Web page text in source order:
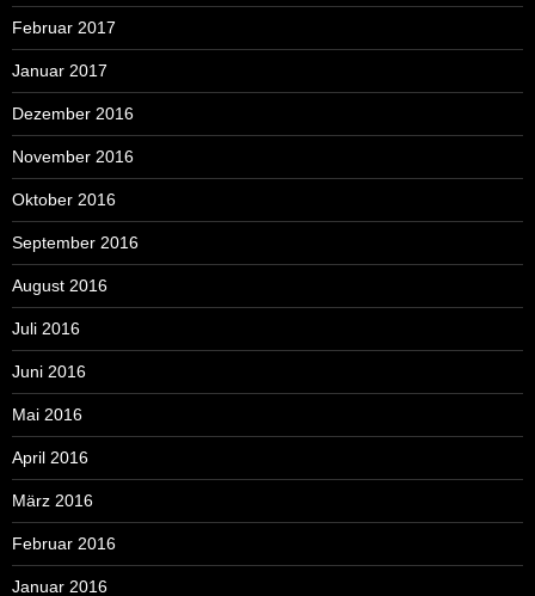
Februar 2017
Januar 2017
Dezember 2016
November 2016
Oktober 2016
September 2016
August 2016
Juli 2016
Juni 2016
Mai 2016
April 2016
März 2016
Februar 2016
Januar 2016